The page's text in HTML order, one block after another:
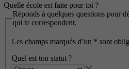
Quelle école est faite pour toi ?
Réponds à quelques questions pour
qui te correspondent.
Les champs marqués d’un * sont
Quel est ton statut ?